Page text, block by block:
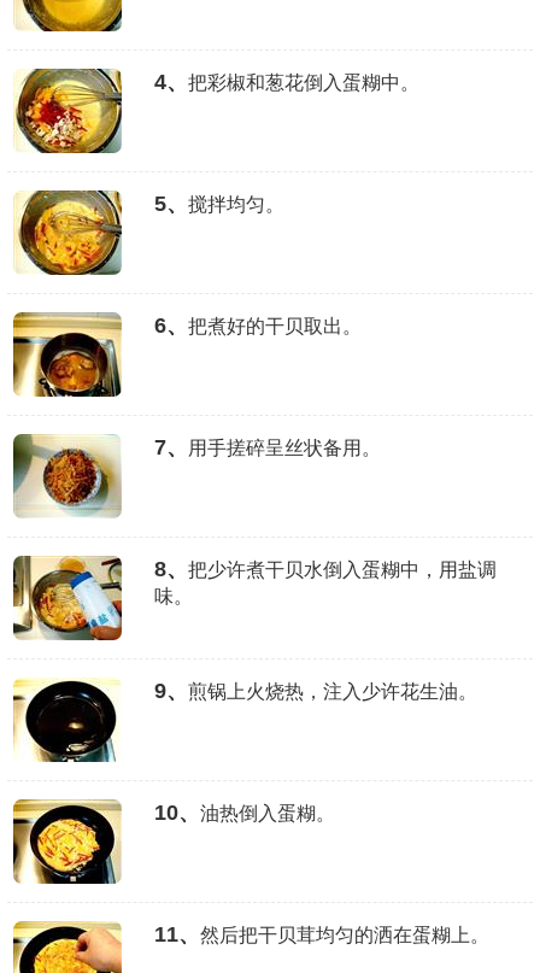
4、 把彩椒和葱花倒入蛋糊中。
5、 搅拌均匀。
6、 把煮好的干贝取出。
7、 用手搓碎呈丝状备用。
8、
把少许煮干贝水倒入蛋糊中，用盐调
味。
9、 煎锅上火烧热，注入少许花生油。
10、 油热倒入蛋糊。
11、 然后把干贝茸均匀的洒在蛋糊上。